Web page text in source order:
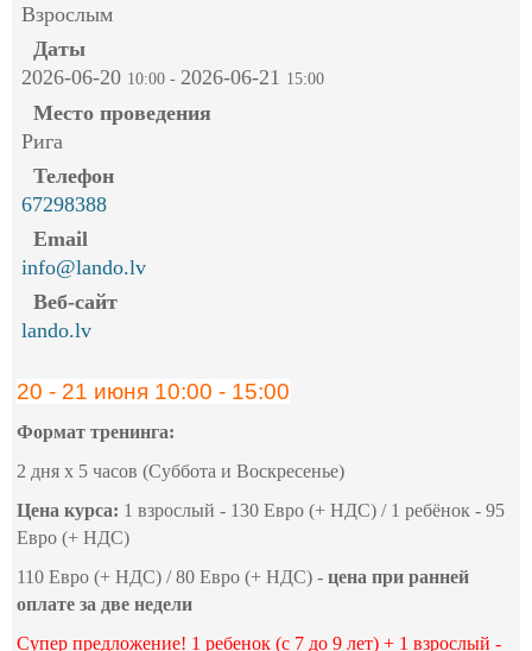
Взрослым
Даты
2026-06-20 10:00 - 2026-06-21 15:00
Место проведения
Рига
Телефон
67298388
Email
info@lando.lv
Веб-сайт
lando.lv
20 - 21 июня 10:00 - 15:00
Формат тренинга:
2 дня х 5 часов (Суббота и Воскресенье)
Цена курса: 1 взрослый - 130 Евро (+ НДС) / 1 ребёнок - 95
Евро (+ НДС)
110 Евро (+ НДС) / 80 Евро (+ НДС) - цена при ранней
оплате за две недели
Супер предложение! 1 ребенок (c 7 до 9 лет) + 1 взрослый -